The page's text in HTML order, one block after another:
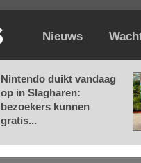
Nieuws
Nintendo duikt vandaag
op in Slagharen:
bezoekers kunnen
gratis...